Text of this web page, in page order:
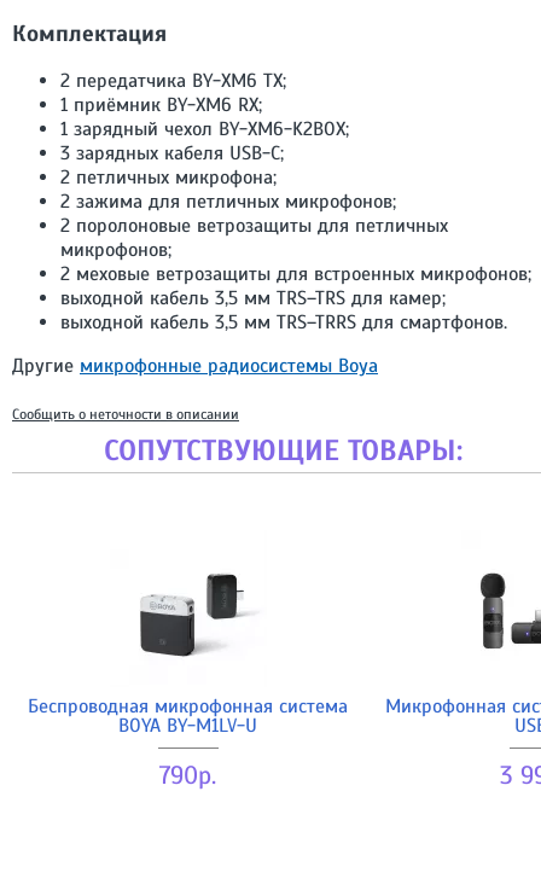
Комплектация
2 передатчика BY-XM6 TX;
1 приёмник BY-XM6 RX;
1 зарядный чехол BY-XM6-K2BOX;
3 зарядных кабеля USB-C;
2 петличных микрофона;
2 зажима для петличных микрофонов;
2 поролоновые ветрозащиты для петличных
микрофонов;
2 меховые ветрозащиты для встроенных микрофонов;
выходной кабель 3,5 мм TRS–TRS для камер;
выходной кабель 3,5 мм TRS–TRRS для смартфонов.
Другие микрофонные радиосистемы Boya
Сообщить о неточности в описании
СОПУТСТВУЮЩИЕ ТОВАРЫ:
Беспроводная микрофонная система
BOYA BY-M1LV-U
790р.
Микрофонная
3